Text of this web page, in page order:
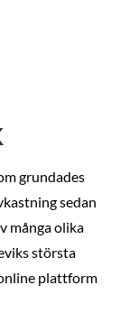
grundades
sedan
många olika
största
plattform